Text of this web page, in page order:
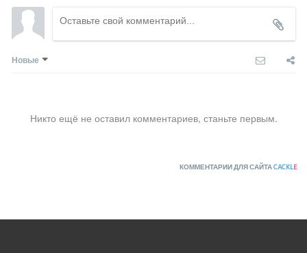
Новые
Никто ещё не оставил комментариев, станьте первым.
КОММЕНТАРИИ ДЛЯ САЙТАCACKLE